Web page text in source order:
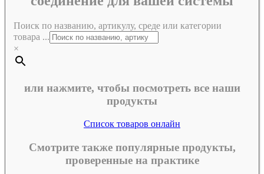
Поиск по названию, артикулу, среде или категории
товара ...
×
или нажмите, чтобы посмотреть все наши
продукты
Список товаров онлайн
Смотрите также популярные продукты,
проверенные на практике